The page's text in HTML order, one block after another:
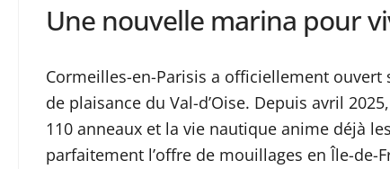
Une nouvelle marina pour
Cormeilles-en-Parisis a officiellement
de plaisance du Val-d’Oise. Depuis avril
110 anneaux et la vie nautique anime déjà
parfaitement l’offre de mouillages en Île-de-